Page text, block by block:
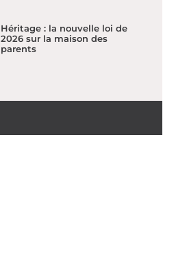
Héritage : la nouvelle loi de
2026 sur la maison des
parents